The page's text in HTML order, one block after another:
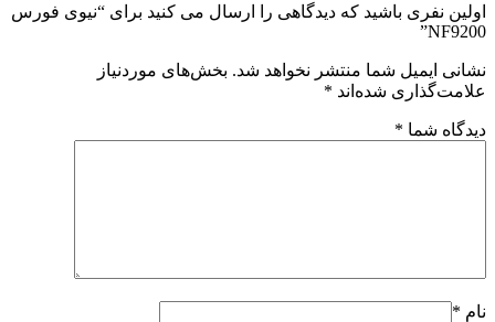
اولین نفری باشید که دیدگاهی را ارسال می کنید برای “نیوی فورس
NF9200”
نشانی ایمیل شما منتشر نخواهد شد. بخش‌های موردنیاز
علامت‌گذاری شده‌اند *
دیدگاه شما *
نام *